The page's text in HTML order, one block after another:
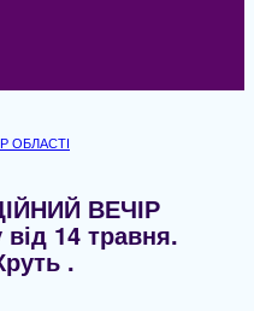
ОБЛАСТІ
ВЕЧІР
14 травня.
.